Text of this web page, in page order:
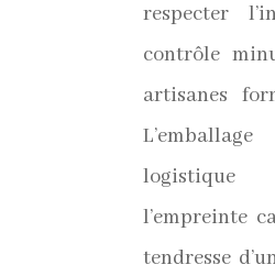
respecter
contrôle
artisanes
logistique
l’empreinte
tendresse